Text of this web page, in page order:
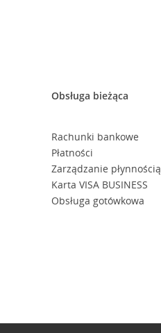
Obsługa bieżąca
Rachunki bankowe
Płatności
Zarządzanie płynnością
Karta VISA BUSINESS
Obsługa gotówkowa